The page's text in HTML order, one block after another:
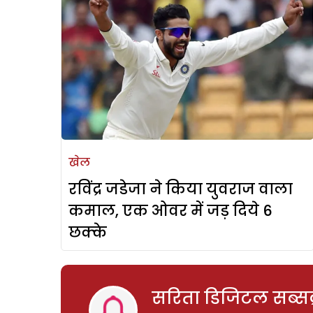
खेल
रविंद्र जडेजा ने किया युवराज वाला
कमाल, एक ओवर में जड़ दिये 6
छक्के
सरिता डिजिटल